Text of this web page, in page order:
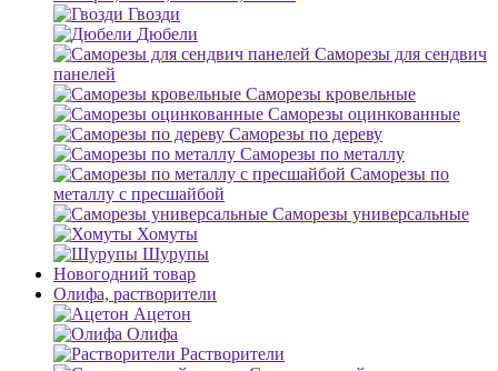
Гвозди
Дюбели
Саморезы для сендвич
панелей
Саморезы кровельные
Саморезы оцинкованные
Саморезы по дереву
Саморезы по металлу
Саморезы по
металлу с пресшайбой
Саморезы универсальные
Хомуты
Шурупы
Новогодний товар
Олифа, растворители
Ацетон
Олифа
Растворители